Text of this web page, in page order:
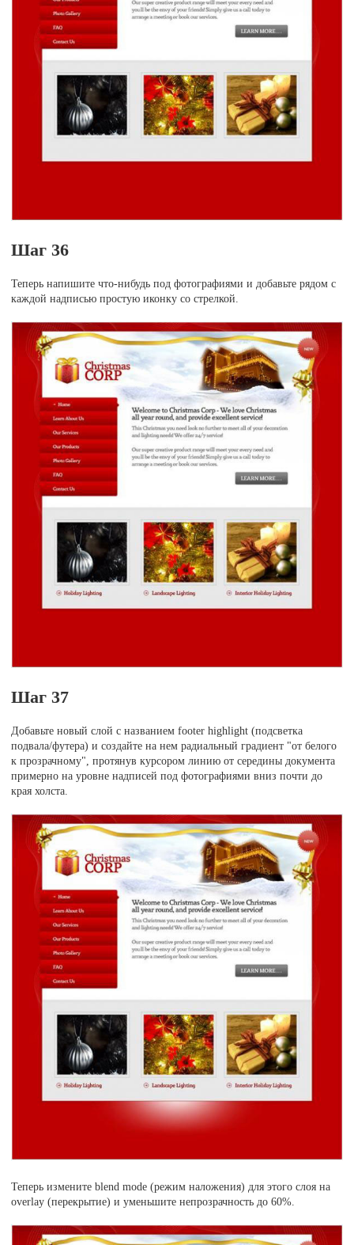
Шаг 36
Теперь напишите что-нибудь под фотографиями и добавьте рядом с
каждой надписью простую иконку со стрелкой.
Шаг 37
Добавьте новый слой с названием footer highlight (подсветка
подвала/футера) и создайте на нем радиальный градиент "от белого
к прозрачному", протянув курсором линию от середины документа
примерно на уровне надписей под фотографиями вниз почти до
края холста.
Теперь измените blend mode (режим наложения) для этого слоя на
overlay (перекрытие) и уменьшите непрозрачность до 60%.